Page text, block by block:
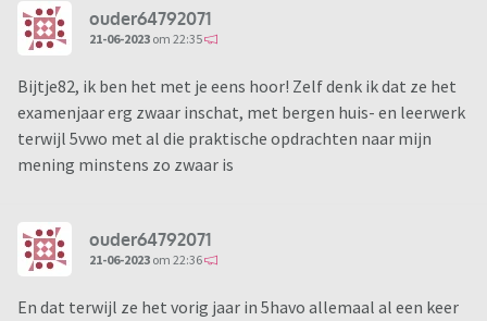
ouder64792071
21-06-2023 om 22:35
Bijtje82, ik ben het met je eens hoor! Zelf denk ik dat ze het
examenjaar erg zwaar inschat, met bergen huis- en leerwerk
terwijl 5vwo met al die praktische opdrachten naar mijn
mening minstens zo zwaar is
ouder64792071
21-06-2023 om 22:36
En dat terwijl ze het vorig jaar in 5havo allemaal al een keer